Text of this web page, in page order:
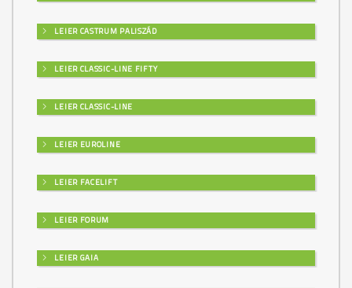
LEIER CASTRUM PALISZÁD
LEIER CLASSIC-LINE FIFTY
LEIER CLASSIC-LINE
LEIER EUROLINE
LEIER FACELIFT
LEIER FORUM
LEIER GAIA